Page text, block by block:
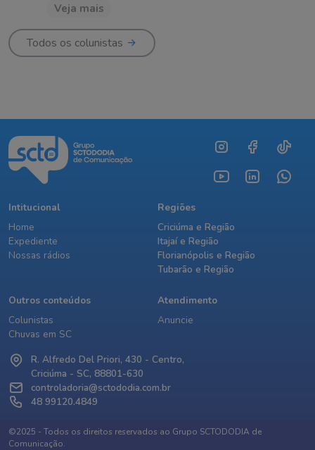
Veja mais
Todos os colunistas
Intitucional
Home
Expediente
Nossas rádios
Regiões
Criciúma e Região
Itajaí e Região
Florianópolis e Região
Tubarão e Região
Outros conteúdos
Colunistas
Chuvas em SC
Atendimento
Anuncie
R. Alfredo Del Priori, 430 - Centro,
Criciúma - SC, 88801-630
controladoria@sctododia.com.br
48 99120.4849
©2025 - Todos os direitos reservados ao Grupo SCTODODIA de
Comunicação.